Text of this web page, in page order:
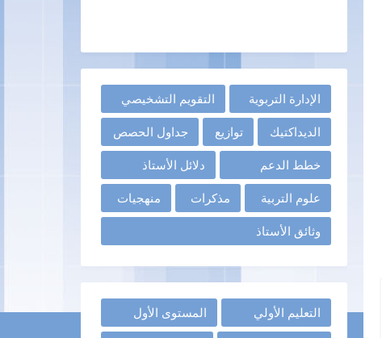
الإدارة التربوية التقويم التشخيصي
الديداكتيك توازيع جداول الحصص
خطط الدعم دلائل الأستاذ
علوم التربية مذكرات منهجيات
وثائق الأستاذ
التعليم الأولي المستوى الأول